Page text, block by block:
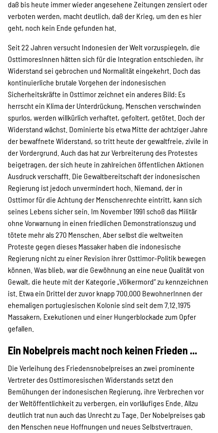
Stellenangebote
Werde Mitglied
Newsletter abonnieren
SPENDEN
Über uns
Transparenz
Kontakt
english
Suche
daß bis heute immer wieder angesehene Zeitungen zensiert oder
verboten werden, macht deutlich, daß der Krieg, um den es hier
geht, noch kein Ende gefunden hat.
Seit 22 Jahren versucht Indonesien der Welt vorzuspiegeln, die
OsttimoresInnen hätten sich für die Integration entschieden, ihr
Widerstand sei gebrochen und Normalität eingekehrt. Doch das
kontinuierliche brutale Vorgehen der indonesischen
Sicherheitskräfte in Osttimor zeichnet ein anderes Bild: Es
herrscht ein Klima der Unterdrückung, Menschen verschwinden
spurlos, werden willkürlich verhaftet, gefoltert, getötet. Doch der
Widerstand wächst. Dominierte bis etwa Mitte der achtziger Jahre
der bewaffnete Widerstand, so tritt heute der gewaltfreie, zivile in
der Vordergrund. Auch das hat zur Verbreiterung des Protestes
beigetragen, der sich heute in zahlreichen öffentlichen Aktionen
Ausdruck verschafft. Die Gewaltbereitschaft der indonesischen
Regierung ist jedoch unvermindert hoch. Niemand, der in
Osttimor für die Achtung der Menschenrechte eintritt, kann sich
seines Lebens sicher sein. Im November 1991 schoß das Militär
ohne Vorwarnung in einen friedlichen Demonstrationszug und
tötete mehr als 270 Menschen. Aber selbst die weltweiten
Proteste gegen dieses Massaker haben die indonesische
Regierung nicht zu einer Revision ihrer Osttimor-Politik bewegen
können. Was blieb, war die Gewöhnung an eine neue Qualität von
Gewalt, die heute mit der Kategorie „Völkermord“ zu kennzeichnen
ist. Etwa ein Drittel der zuvor knapp 700.000 BewohnerInnen der
ehemaligen portugiesischen Kolonie sind seit dem 7.12.1975
Massakern, Exekutionen und einer Hungerblockade zum Opfer
gefallen.
Ein Nobelpreis macht noch keinen Frieden ...
Die Verleihung des Friedensnobelpreises an zwei prominente
Vertreter des Osttimoresischen Widerstands setzt den
Bemühungen der indonesischen Regierung, ihre Verbrechen vor
der Weltöffentlichkeit zu verbergen, ein vorläufiges Ende. Allzu
deutlich trat nun auch das Unrecht zu Tage. Der Nobelpreises gab
den Menschen neue Hoffnungen und neues Selbstvertrauen.